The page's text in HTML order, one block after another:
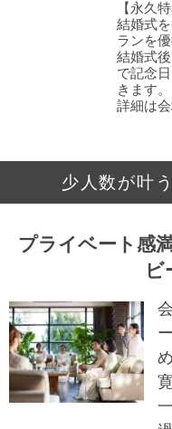
【永久特
結婚式
ランを
結婚式
で記念
きます。
詳細は
少人数が叶
プライベート感
ビ